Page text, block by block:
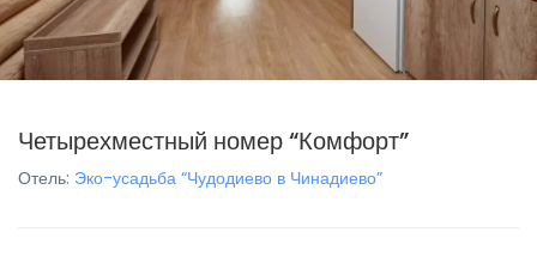
Четырехместный номер “Комфорт”
Отель: Эко-усадьба “Чудодиево в Чинадиево”